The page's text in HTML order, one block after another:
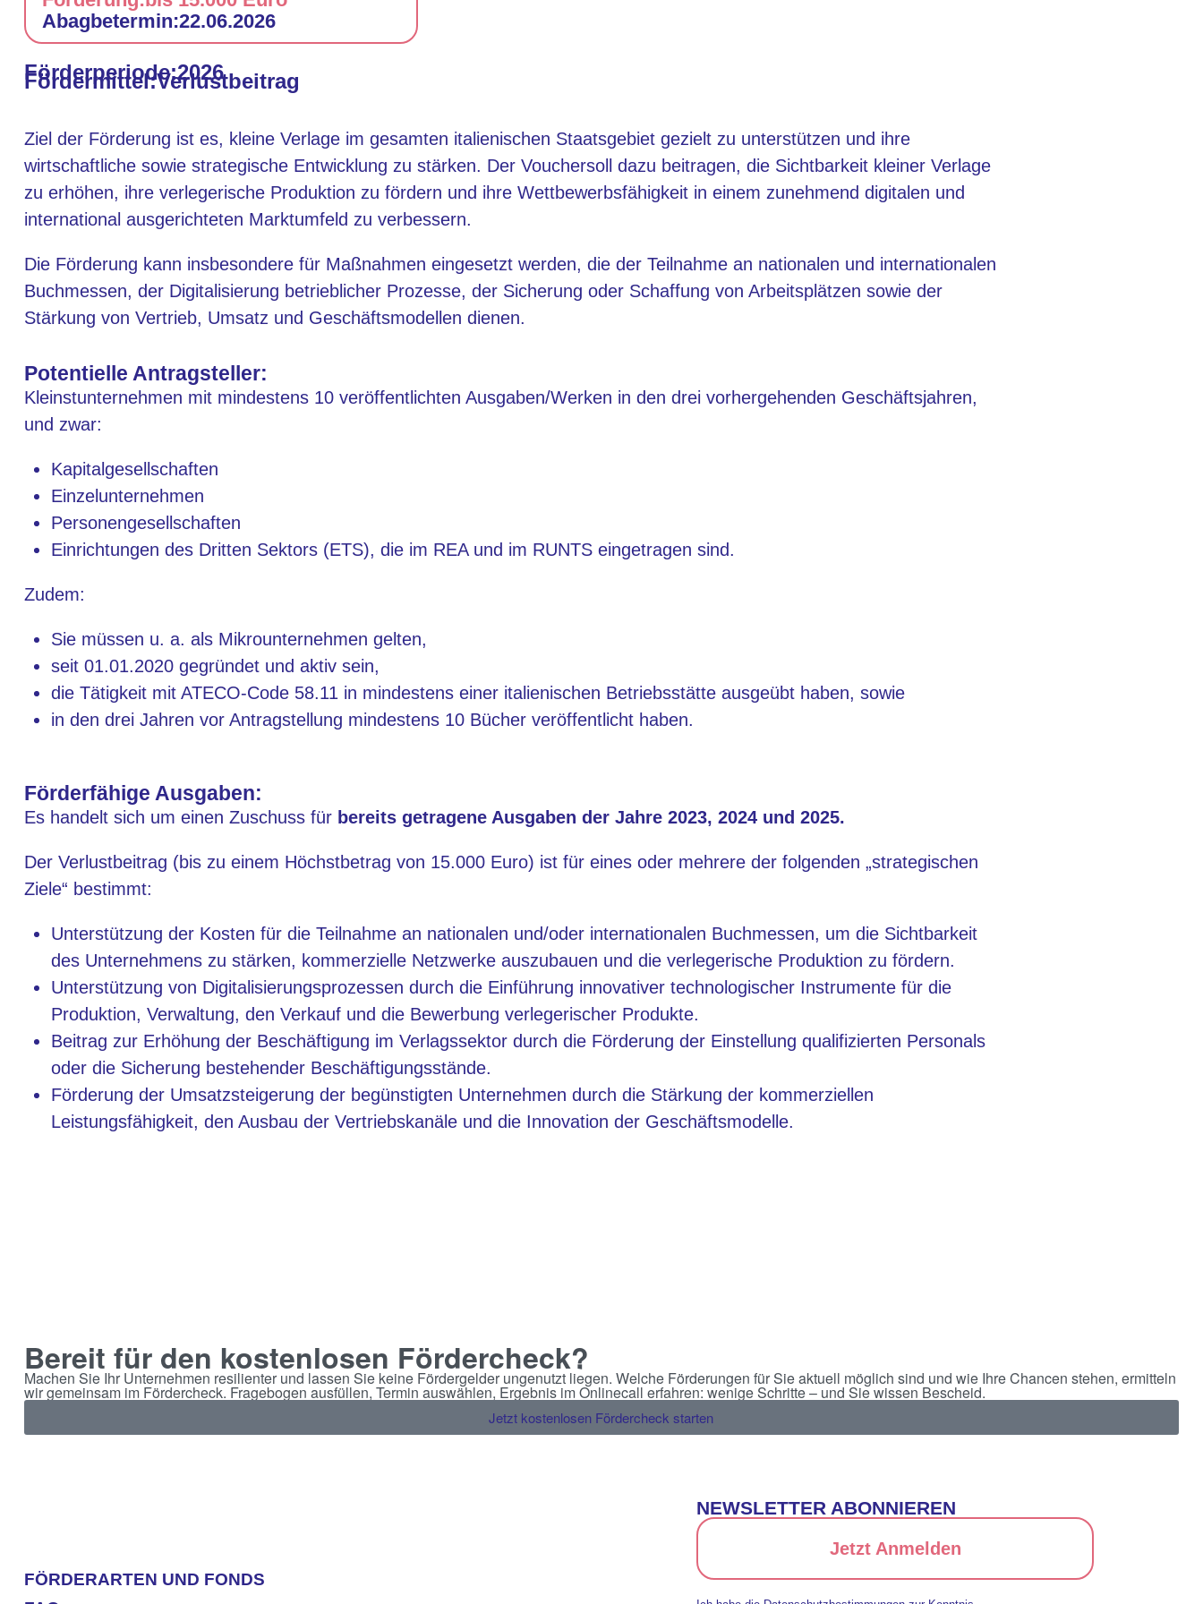
Abagbetermin:22.06.2026
Förderperiode:2026
Fördermittel:Verlustbeitrag
Ziel der Förderung ist es, kleine Verlage im gesamten italienischen Staatsgebiet gezielt zu unterstützen und ihre
wirtschaftliche sowie strategische Entwicklung zu stärken. Der Vouchersoll dazu beitragen, die Sichtbarkeit kleiner Verlage
zu erhöhen, ihre verlegerische Produktion zu fördern und ihre Wettbewerbsfähigkeit in einem zunehmend digitalen und
international ausgerichteten Marktumfeld zu verbessern.
Die Förderung kann insbesondere für Maßnahmen eingesetzt werden, die der Teilnahme an nationalen und internationalen
Buchmessen, der Digitalisierung betrieblicher Prozesse, der Sicherung oder Schaffung von Arbeitsplätzen sowie der
Stärkung von Vertrieb, Umsatz und Geschäftsmodellen dienen.
Potentielle Antragsteller:
Kleinstunternehmen mit mindestens 10 veröffentlichten Ausgaben/Werken in den drei vorhergehenden Geschäftsjahren,
und zwar:
Kapitalgesellschaften
Einzelunternehmen
Personengesellschaften
Einrichtungen des Dritten Sektors (ETS), die im REA und im RUNTS eingetragen sind.
Zudem:
Sie müssen u. a. als Mikrounternehmen gelten,
seit 01.01.2020 gegründet und aktiv sein,
die Tätigkeit mit ATECO-Code 58.11 in mindestens einer italienischen Betriebsstätte ausgeübt haben, sowie
in den drei Jahren vor Antragstellung mindestens 10 Bücher veröffentlicht haben.
Förderfähige Ausgaben:
Es handelt sich um einen Zuschuss für bereits getragene Ausgaben der Jahre 2023, 2024 und 2025.
Der Verlustbeitrag (bis zu einem Höchstbetrag von 15.000 Euro) ist für eines oder mehrere der folgenden „strategischen
Ziele“ bestimmt:
Unterstützung der Kosten für die Teilnahme an nationalen und/oder internationalen Buchmessen, um die Sichtbarkeit
des Unternehmens zu stärken, kommerzielle Netzwerke auszubauen und die verlegerische Produktion zu fördern.
Unterstützung von Digitalisierungsprozessen durch die Einführung innovativer technologischer Instrumente für die
Produktion, Verwaltung, den Verkauf und die Bewerbung verlegerischer Produkte.
Beitrag zur Erhöhung der Beschäftigung im Verlagssektor durch die Förderung der Einstellung qualifizierten Personals
oder die Sicherung bestehender Beschäftigungsstände.
Förderung der Umsatzsteigerung der begünstigten Unternehmen durch die Stärkung der kommerziellen
Leistungsfähigkeit, den Ausbau der Vertriebskanäle und die Innovation der Geschäftsmodelle.
Bereit für den kostenlosen Fördercheck?
Machen Sie Ihr Unternehmen resilienter und lassen Sie keine Fördergelder ungenutzt liegen. Welche Förderungen für Sie aktuell möglich sind und wie Ihre Chancen stehen, ermitteln
wir gemeinsam im Fördercheck. Fragebogen ausfüllen, Termin auswählen, Ergebnis im Onlinecall erfahren: wenige Schritte – und Sie wissen Bescheid.
Jetzt kostenlosen Fördercheck starten
FÖRDERARTEN UND FONDS
NEWSLETTER ABONNIEREN
Jetzt Anmelden